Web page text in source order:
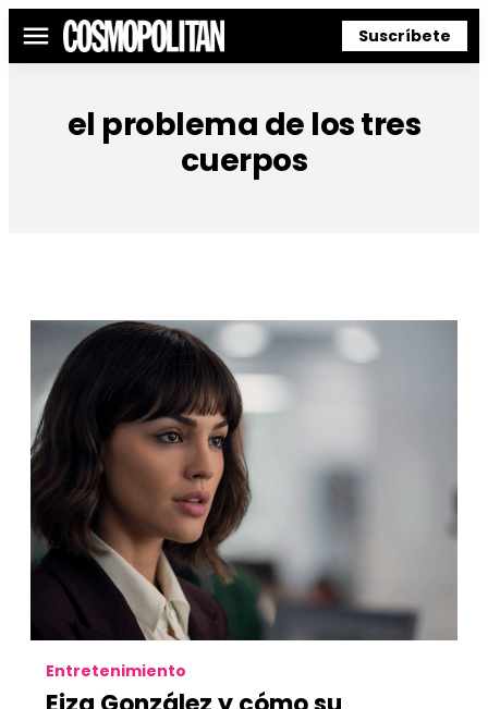
Menú Suscríbete
el problema de los tres
cuerpos
Entretenimiento